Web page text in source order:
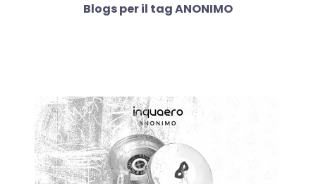
Blogs per il tagANONIMO